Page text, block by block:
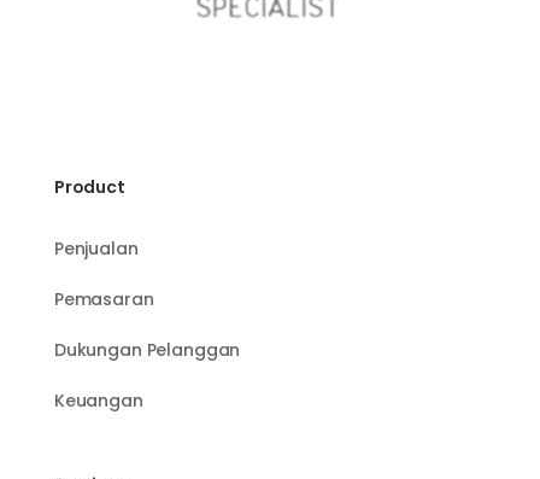
Product
Penjualan
Pemasaran
Dukungan Pelanggan
Keuangan